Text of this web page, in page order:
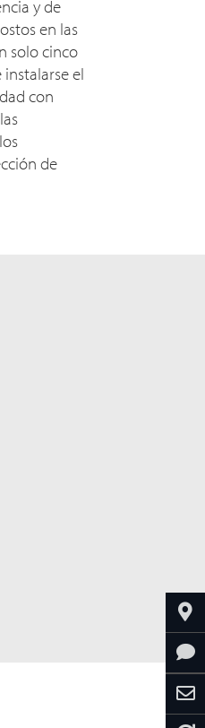
y de
en las
solo cinco
instalarse el
con
de